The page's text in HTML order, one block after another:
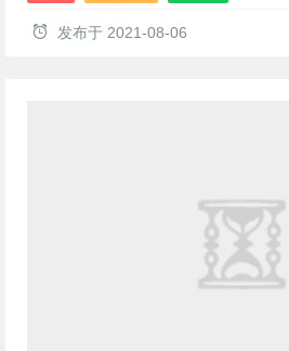
发布于 2021-08-06